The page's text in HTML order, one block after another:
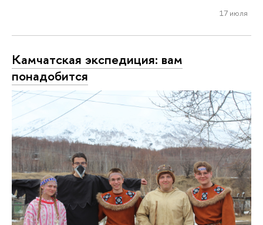
17 июля
Камчатская экспедиция: вам
понадобится